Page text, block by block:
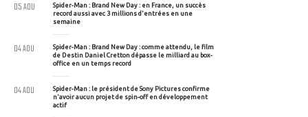
Spider-Man : Brand New Day : en France, un succès
record aussi avec 3 millions d'entrées en une
semaine
05 AOU
Spider-Man : Brand New Day : comme attendu, le film
de Destin Daniel Cretton dépasse le milliard au box-
office en un temps record
04 AOU
Spider-Man : le président de Sony Pictures confirme
n'avoir aucun projet de spin-off en développement
actif
04 AOU